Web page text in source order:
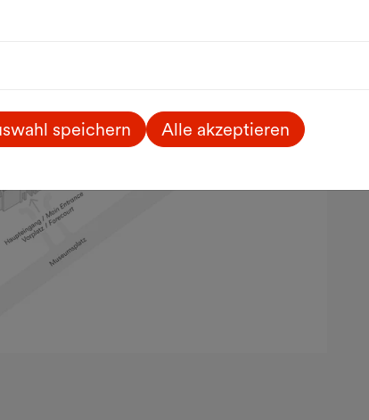
speichern Alle akzeptieren